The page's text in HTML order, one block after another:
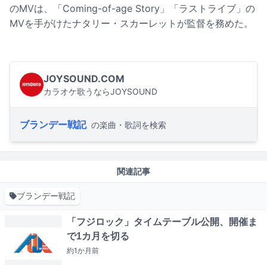
のMVは、「Coming-of-age Story」「ラストライブ」の
MVを手がけたナタリー・スカーレットが監督を務めた。
JOYSOUND.COM
カラオケ歌うならJOYSOUND
ブランデー戦記 の楽曲・歌詞を検索
関連記事
ブランデー戦記
「フジロック」タイムテーブル公開、開催ま
で1カ月を切る
約1か月前